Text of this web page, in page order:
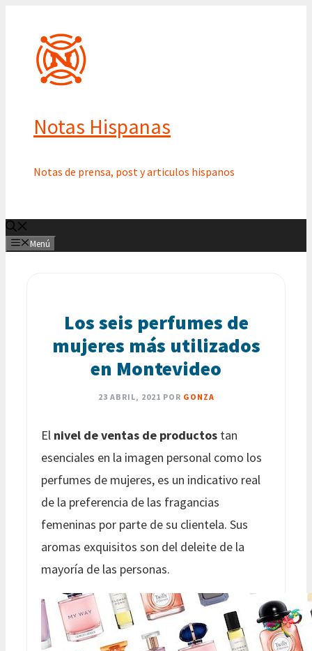
contenido
Notas Hispanas
Notas de prensa, post y articulos hispanos
Menú
Los seis perfumes de
mujeres más utilizados
en Montevideo
23 ABRIL, 2021 POR GONZA
El nivel de ventas de productos tan
esenciales en la imagen personal como los
perfumes de mujeres, es un indicativo real
de la preferencia de las fragancias
femeninas por parte de su clientela. Sus
aromas exquisitos son del deleite de la
mayoría de las personas.